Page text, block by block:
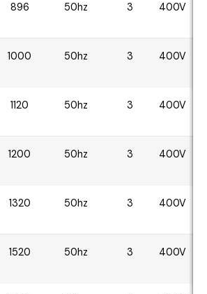
896 50hz 3 400V
1000 50hz 3 400V
1120 50hz 3 400V
1200 50hz 3 400V
1320 50hz 3 400V
1520 50hz 3 400V